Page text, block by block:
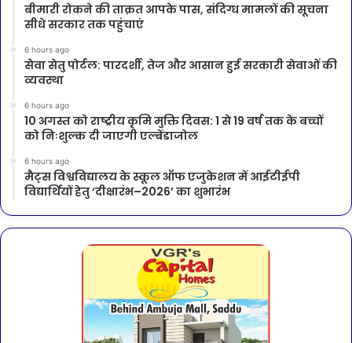
बीमारी रोकने की ताक़त आपके पास, संदिग्ध मामलों की सूचना
सीधे सरकार तक पहुंचाएं
6 hours ago
सेवा सेतु पोर्टल: पारदर्शी, तेज और आसान हुई सरकारी सेवाओं की
व्यवस्था
6 hours ago
10 अगस्त को राष्ट्रीय कृमि मुक्ति दिवस: 1 से 19 वर्ष तक के बच्चों
को निःशुल्क दी जाएगी एल्बेंडाजोल
6 hours ago
मैट्स विश्वविद्यालय के स्कूल ऑफ एजुकेशन में आईटीईपी
विद्यार्थियों हेतु ‘दीक्षारंभ–2026’ का शुभारंभ